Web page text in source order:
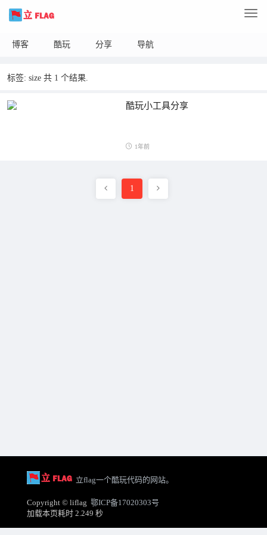
博客 酷玩 分享 导航
标签: size 共 1 个结果.
酷玩小工具分享
1年前
1
立flag一个酷玩代码的网站。
Copyright © liflag 鄂ICP备17020303号
加载本页耗时 2.249 秒